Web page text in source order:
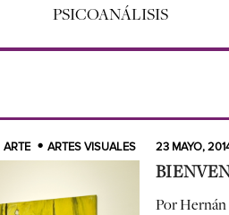
PSICOANÁLISIS
ARTE ARTES VISUALES 23 MAYO,
Por Hernán